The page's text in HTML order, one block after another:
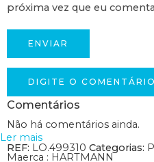
próxima vez que eu
DIGITE O COMENTÁRIO
Comentários
Não há comentários ainda.
Ler mais
REF: LO.499310 Categorias:
Maerca : HARTMANN
10cm x 20cm
5cm x 5cm